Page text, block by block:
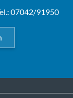
07042/91950